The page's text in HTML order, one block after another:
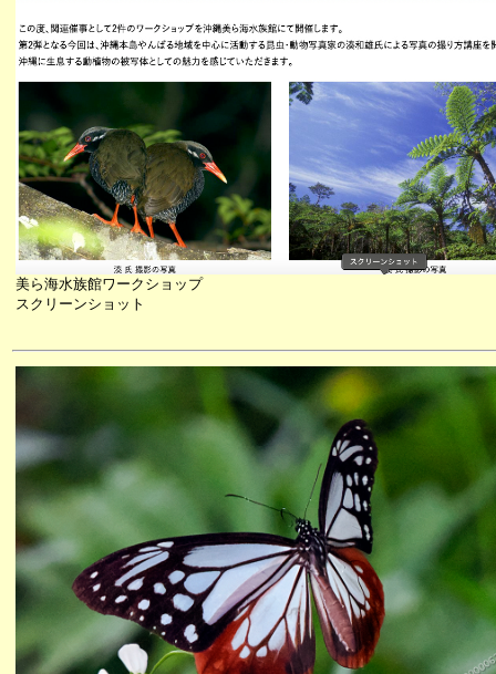
美ら海水族館ワークショップ
スクリーンショット